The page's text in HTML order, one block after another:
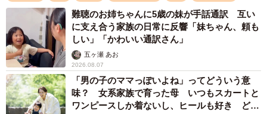
難聴のお姉ちゃんに5歳の妹が手話通訳 互い
に支え合う家族の日常に反響「妹ちゃん、頼も
しい」「かわいい通訳さん」
五ヶ瀬 あお
2026.08.07
「男の子のママっぽいよね」ってどういう意
味？ 女系家族で育った母 いつもスカートと
ワンピースしか着ないし、ヒールも好き どの